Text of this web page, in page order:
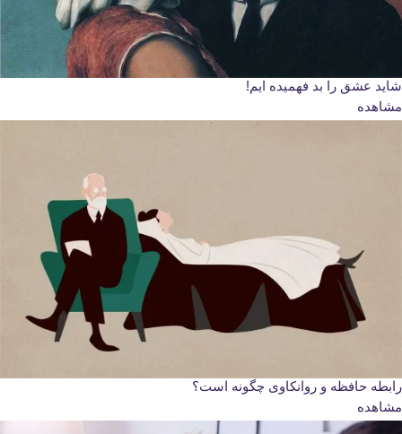
شاید عشق را بد فهمیده ایم!
مشاهده
رابطه حافظه و روانکاوی چگونه است؟
مشاهده